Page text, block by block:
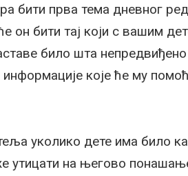
бити прва тема дневног
он бити тај који с вашим
било шта
које ће му
уколико дете има било
утицати на његово